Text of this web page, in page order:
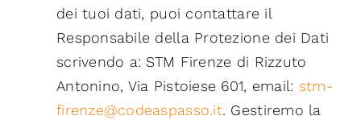
dei tuoi dati, puoi contattare il
Responsabile della Protezione dei Dati
scrivendo a: STM Firenze di Rizzuto
Antonino, Via Pistoiese 601, email: stm-
firenze@codeaspasso.it. Gestiremo la